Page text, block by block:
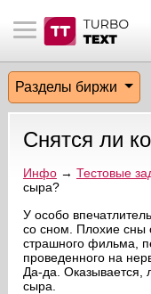
материалы
биржи
эфир
на сайте
пользователей
сообщения
по форуму
Разделы биржи
Снятся ли
Инфо→ Тестовые
сыра?
У особо
со сном. Плохие сны
страшного фильма,
проведенного на
Да-да. Оказывается,
сыра.